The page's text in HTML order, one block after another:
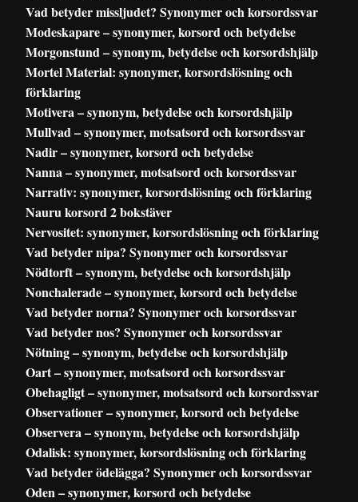
Vad betyder missljudet? Synonymer och korsordssvar
Modeskapare – synonymer, korsord och betydelse
Morgonstund – synonym, betydelse och korsordshjälp
Mortel Material: synonymer, korsordslösning och
förklaring
Motivera – synonym, betydelse och korsordshjälp
Mullvad – synonymer, motsatsord och korsordssvar
Nadir – synonymer, korsord och betydelse
Nanna – synonymer, motsatsord och korsordssvar
Narrativ: synonymer, korsordslösning och förklaring
Nauru korsord 2 bokstäver
Nervositet: synonymer, korsordslösning och förklaring
Vad betyder nipa? Synonymer och korsordssvar
Nödtorft – synonym, betydelse och korsordshjälp
Nonchalerade – synonymer, korsord och betydelse
Vad betyder norna? Synonymer och korsordssvar
Vad betyder nos? Synonymer och korsordssvar
Nötning – synonym, betydelse och korsordshjälp
Oart – synonymer, motsatsord och korsordssvar
Obehagligt – synonymer, motsatsord och korsordssvar
Observationer – synonymer, korsord och betydelse
Observera – synonym, betydelse och korsordshjälp
Odalisk: synonymer, korsordslösning och förklaring
Vad betyder ödelägga? Synonymer och korsordssvar
Oden – synonymer, korsord och betydelse